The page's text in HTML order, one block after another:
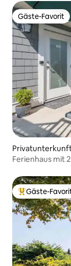
Gäste-Favorit
Gäste-Favorit
Ferienhaus mit
Beliebter
Gäste-